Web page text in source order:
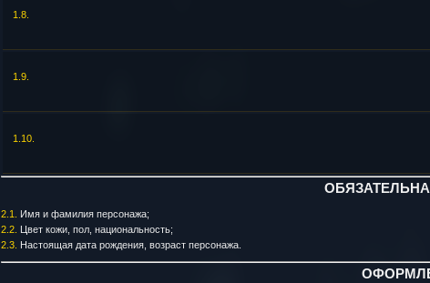
1.8.
1.9.
1.10.
2.1.
Имя и фамилия персонажа;
2.2.
Цвет кожи, пол, национальность;
2.3.
Настоящая дата рождения, возраст персонажа.